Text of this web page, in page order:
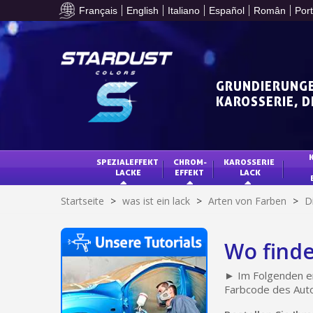
Français English Italiano Español Român
KAROSSERIE,
SPEZIALEFFEKT
LACKE
CHROM-
EFFEKT
KAROSSERIE
LACK
Startseite > was ist ein lack > Arten von Farben >
Wo
► Im Folgenden
Farbcode des